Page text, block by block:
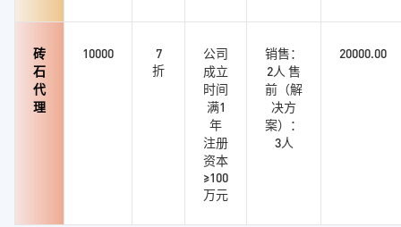
砖
石
代
理
10000
7
折
公司
成立
时间
满1
年
注册
资本
≥100
万元
销售：
2人 售
前（解
决方
案）：
3人
20000.00